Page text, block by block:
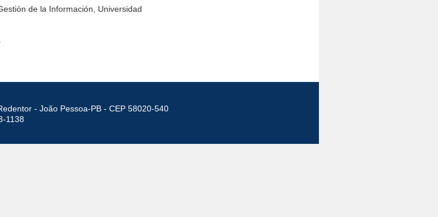
de la Información, Universidad
- João Pessoa-PB - CEP 58020-540
1138